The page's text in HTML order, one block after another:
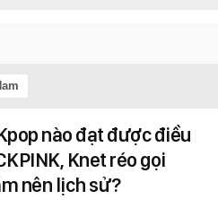
nào đạt được điều
Knet réo gọi
nên lịch sử?